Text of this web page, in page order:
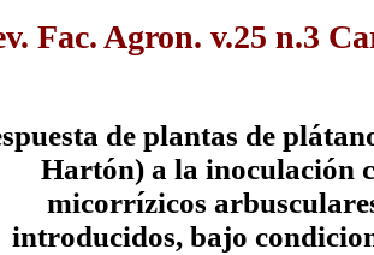
Fac. Agron. v.25 n.3
de plantas de
Hartón) a la inoculación
micorrízicos
introducidos, bajo